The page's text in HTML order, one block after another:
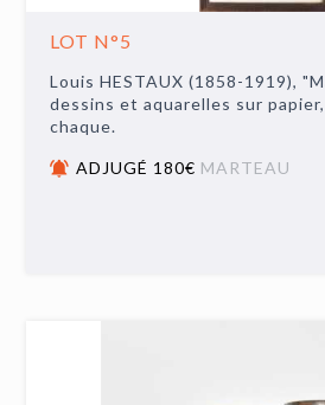
LOT N°5
Louis HESTAUX (1858-1919),
dessins et aquarelles sur
chaque.
ADJUGÉ 180€ MARTEAU